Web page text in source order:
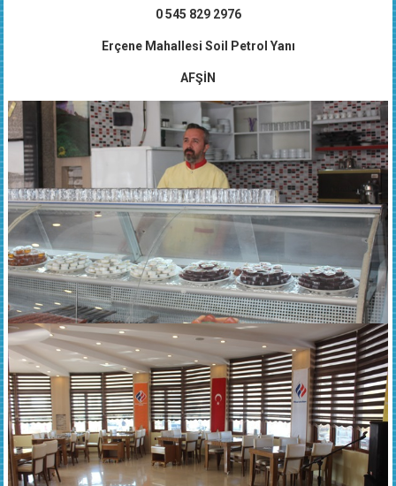
0 545 829 2976
Erçene Mahallesi Soil Petrol Yanı
AFŞİN